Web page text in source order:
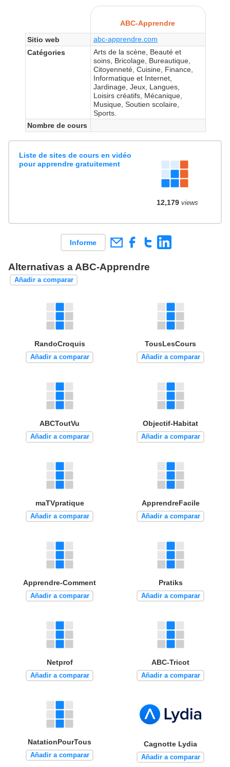
ABC-Apprendre
Sitio web
abc-apprendre.com
Catégories
Arts de la scène, Beauté et
soins, Bricolage, Bureautique,
Citoyenneté, Cuisine, Finance,
Informatique et Internet,
Jardinage, Jeux, Langues,
Loisirs créatifs, Mécanique,
Musique, Soutien scolaire,
Sports.
Nombre de cours
Liste de sites de cours en vidéo
pour apprendre gratuitement
12,179views
Informe
Alternativas a ABC-Apprendre
Añadir a comparar
RandoCroquis
Añadir a comparar
TousLesCours
Añadir a comparar
ABCToutVu
Añadir a comparar
Objectif-Habitat
Añadir a comparar
maTVpratique
Añadir a comparar
ApprendreFacile
Añadir a comparar
Apprendre-Comment
Añadir a comparar
Pratiks
Añadir a comparar
Netprof
Añadir a comparar
ABC-Tricot
Añadir a comparar
NatationPourTous
Añadir a comparar
Cagnotte Lydia
Añadir a comparar